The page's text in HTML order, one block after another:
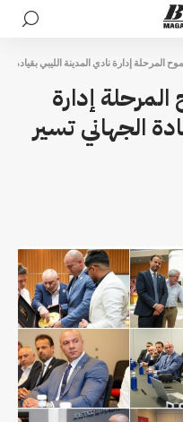
إدارة نادي المدينة الليبي بقيادة
إدارة
الجهاني تسير